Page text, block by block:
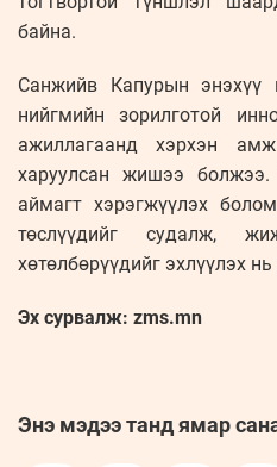
байна.
Санжийв Капурын энэхүү
нийгмийн зорилготой
ажиллагаанд хэрхэн
харуулсан жишээ
аймагт хэрэгжүүлэх
төслүүдийг судалж,
хөтөлбөрүүдийг эхлүүлэх
Эх сурвалж: zms.mn
Энэ мэдээ танд ямар